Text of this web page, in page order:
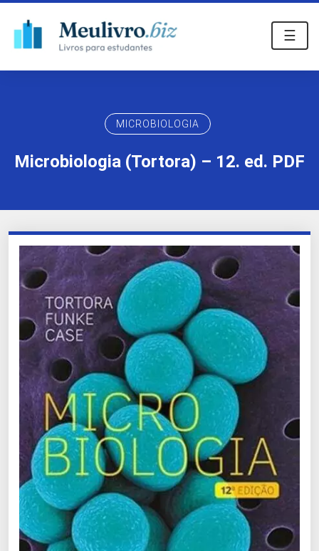
☰
MICROBIOLOGIA
Microbiologia (Tortora) – 12. ed. PDF